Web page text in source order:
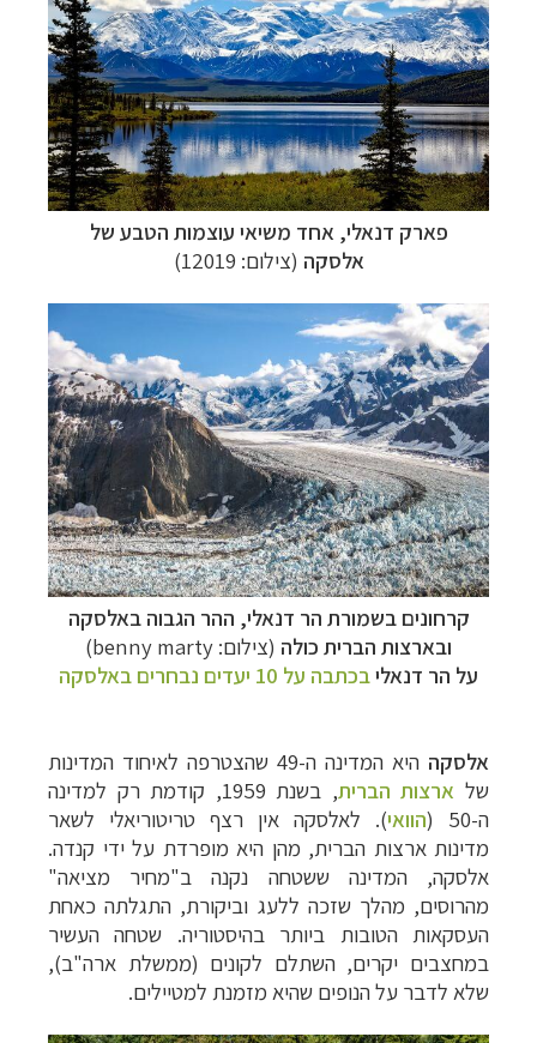
פארק דנאלי, אחד משיאי עוצמות הטבע של
אלסקה (צילום: 12019
)
קרחונים בשמורת הר דנאלי, ההר הגבוה באלסקה
ובארצות הברית כולה (צילום: benny marty)
על הר דנאליבכתבה על 10 יעדים נבחרים באלסקה
אלסקה
היא המדינה ה-49 שהצטרפה לאיחוד המדינות
של ארצות הברית
, בשנת 1959, קודמת רק למדינה
ה-50 (
הוואי). לאלסקה אין רצף טריטוריאלי לשאר
מדינות ארצות הברית, מהן היא מופרדת על ידי קנדה.
אלסקה, המדינה ששטחה נקנה ב"מחיר מציאה"
מהרוסים, מהלך שזכה ללעג וביקורת, התגלתה כאחת
העסקאות הטובות ביותר בהיסטוריה. שטחה העשיר
במחצבים יקרים, השתלם לקונים (ממשלת ארה"ב),
שלא לדבר על הנופים שהיא מזמנת למטיילים.
תכנוןטיולים לצפון אמריקהלחצו לרשימת היעדים »
תכנוןטיולים לדרום ומרכז אמריקהלחצו לרשימת
היעדים »
קרוזים והפלגות נופשלחצו לרשימת היעדים »